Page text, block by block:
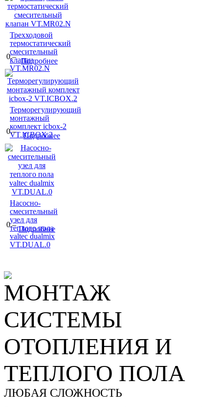
Трехходовой
термостатический
смесительный
клапан
VT.MR02.N
0.–
Подробнее
Терморегулирующий
монтажный
комплект icbox-2
VT.ICBOX.2
0.–
Подробнее
Насосно-
смесительный
узел для
теплого пола
valtec dualmix
VT.DUAL.0
0.–
Подробнее
МОНТАЖ
СИСТЕМЫ
ОТОПЛЕНИЯ И
ТЕПЛОГО ПОЛА
ЛЮБАЯ СЛОЖНОСТЬ